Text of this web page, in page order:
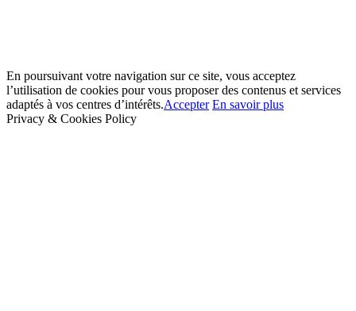
En poursuivant votre navigation sur ce site, vous acceptez
l’utilisation de cookies pour vous proposer des contenus et services
adaptés à vos centres d’intérêts.Accepter En savoir plus
Privacy & Cookies Policy